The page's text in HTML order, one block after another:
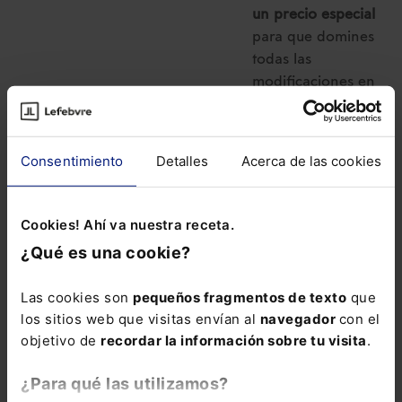
Consentimiento Detalles Acerca de las cookies
Cookies! Ahí va nuestra receta.
¿Qué es una cookie?
Las cookies son pequeños fragmentos de texto que
los sitios web que visitas envían al navegador con el
objetivo de recordar la información sobre tu visita.
¿Para qué las utilizamos?
un precio especial
para que domines
todas las
modificaciones en
materia Laboral y
de Seguridad
Memento Social +